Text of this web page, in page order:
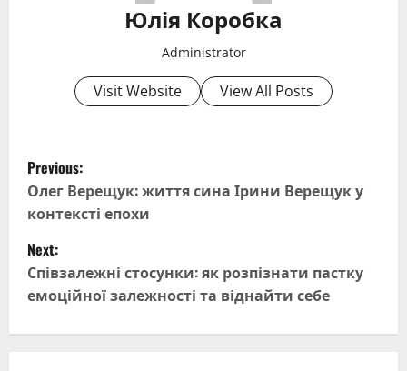
Юлія Коробка
Administrator
Visit Website View All Posts
P
o
s
t
n
Previous:
Олег Верещук: життя сина Ірини Верещук у
контексті епохи
Next:
Співзалежні стосунки: як розпізнати пастку
емоційної залежності та віднайти себе